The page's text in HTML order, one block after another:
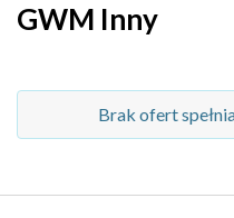
GWM Inny
Brak ofert